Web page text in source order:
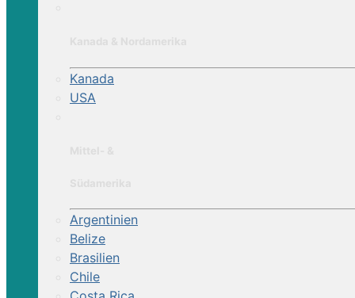
Kanada
USA
Argentinien
Belize
Brasilien
Chile